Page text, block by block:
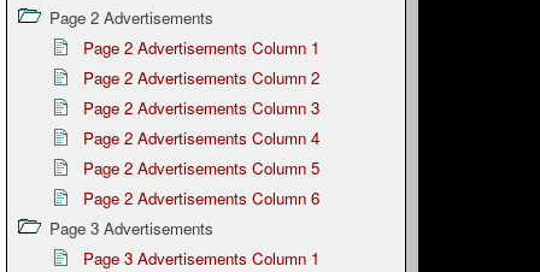
Page 2 Advertisements
Page 2 Advertisements Column 1
Page 2 Advertisements Column 2
Page 2 Advertisements Column 3
Page 2 Advertisements Column 4
Page 2 Advertisements Column 5
Page 2 Advertisements Column 6
Page 3 Advertisements
Page 3 Advertisements Column 1